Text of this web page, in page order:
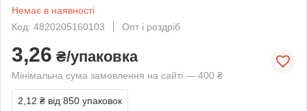
Немає в наявності
Код: 4820205160103
Опт і роздріб
3,26 ₴/упаковка
Мінімальна сума замовлення на сайті — 400 ₴
2,12 ₴ від 850 упаковок